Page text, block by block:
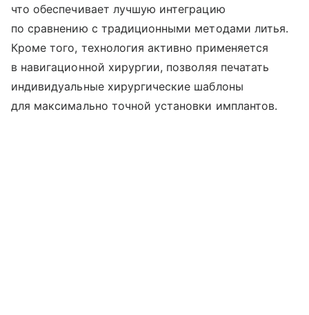
что обеспечивает лучшую интеграцию
по сравнению с традиционными методами литья.
Кроме того, технология активно применяется
в навигационной хирургии, позволяя печатать
индивидуальные хирургические шаблоны
для максимально точной установки имплантов.